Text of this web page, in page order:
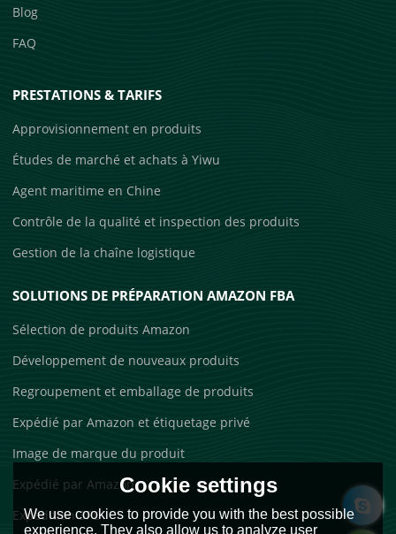
Blog
FAQ
PRESTATIONS & TARIFS
Approvisionnement en produits
Études de marché et achats à Yiwu
Agent maritime en Chine
Contrôle de la qualité et inspection des produits
Gestion de la chaîne logistique
SOLUTIONS DE PRÉPARATION AMAZON FBA
Sélection de produits Amazon
Développement de nouveaux produits
Regroupement et emballage de produits
Expédié par Amazon et étiquetage privé
Image de marque du produit
Expédié par Amazon
Expédition 3PL
Cookie settings
We use cookies to provide you with the best possible
experience. They also allow us to analyze user